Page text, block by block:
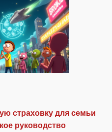
страховку для семьи
руководство